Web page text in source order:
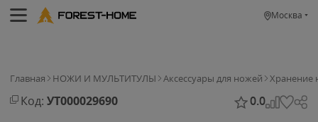
Москва
Главная НОЖИ И МУЛЬТИТУЛЫ Аксессуары для ножей Хранение
Код: УТ000029690 0.0